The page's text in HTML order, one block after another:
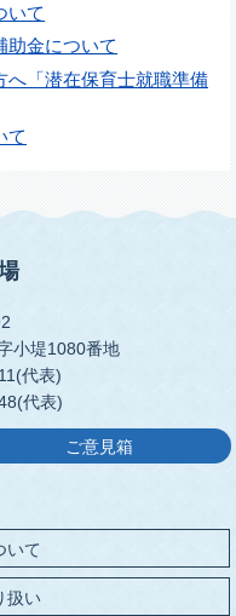
いて
助金について
へ「潜在保育士就職準備
て
小堤1080番地
代表)
代表)
ご意見箱
いて
扱い